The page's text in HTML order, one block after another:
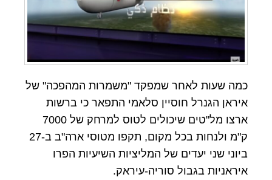
כמה שעות לאחר שמפקד "משמרות המהפכה" של
איראן הגנרל חוסיין סלאמי התפאר כי ברשות
ארצו מל"טים שיכולים לטוס למרחק של 7000
ק"מ ולנחות בכל מקום, תקפו מטוסי ארה"ב ב-27
ביוני שני יעדים של המליציות השיעיות הפרו
איראניות בגבול סוריה-עיראק.